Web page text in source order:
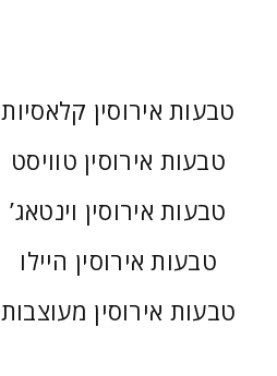
טבעות אירוסין קלאסיות
טבעות אירוסין טוויסט
טבעות אירוסין וינטאג’
טבעות אירוסין היילו
טבעות אירוסין מעוצבות